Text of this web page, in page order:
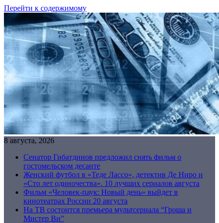
Перейти к содержимому
8 августа, 2026
Сенатор Гибатдинов предложил снять фильм о
гостомельском десанте
Женский футбол в «Теде Лассо», детектив Де Ниро и
«Сто лет одиночества». 10 лучших сериалов августа
Фильм «Человек-паук: Новый день» выйдет в
кинотеатрах России 20 августа
На ТВ состоится премьера мультсериала “Гроша и
Мистер Ви”